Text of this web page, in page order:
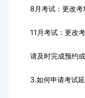
8月考试：更改考
11月考试：更改考
请及时完成预约或
3.如何申请考试延